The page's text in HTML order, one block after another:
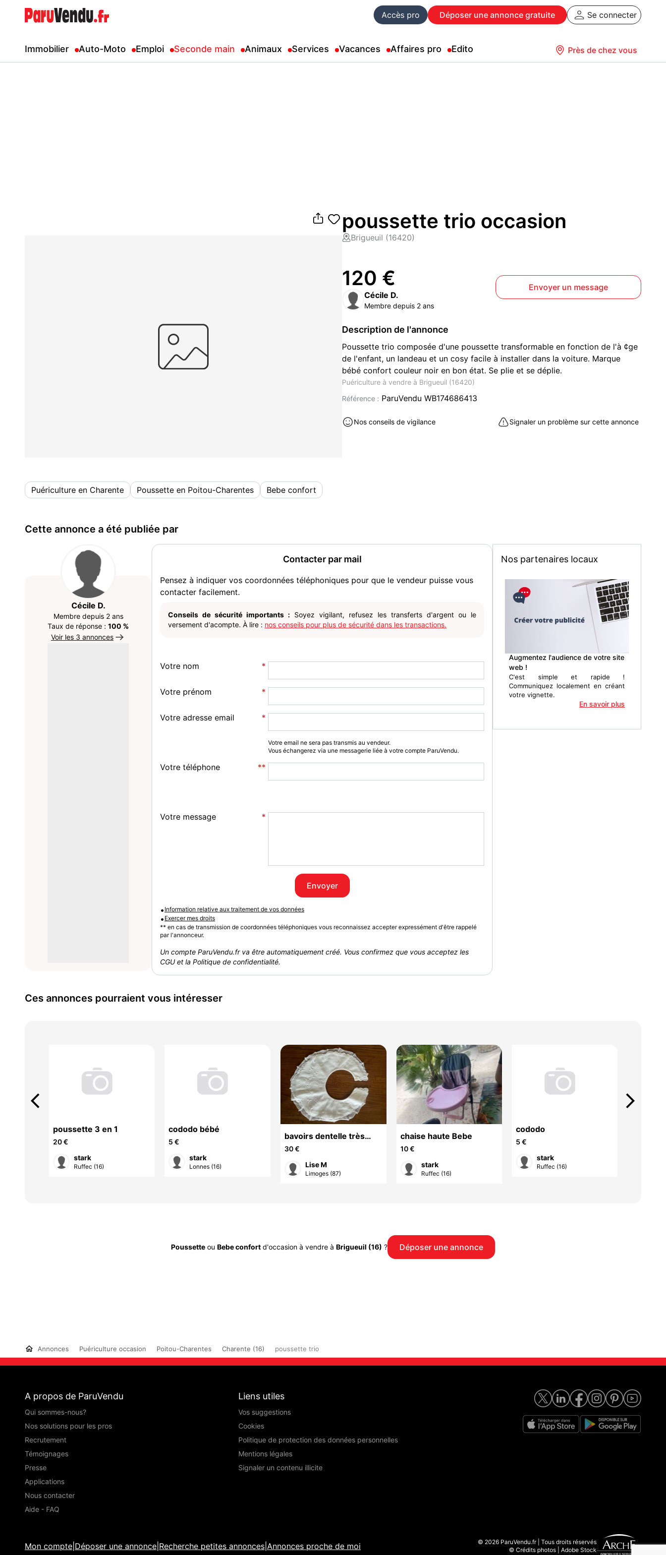
Accès pro Déposer une annonce gratuite Se connecter
Immobilier Auto-Moto Emploi Seconde main Animaux Services Vacances Affaires pro Edito Près de chez vous
poussette trio occasion
Brigueuil (16420)
120 €
Cécile D.
Membre depuis 2 ans
Envoyer un message
Description de l'annonce
Poussette trio composée d'une poussette transformable en fonction de l'à ¢ge
de l'enfant, un landeau et un cosy facile à installer dans la voiture. Marque
bébé confort couleur noir en bon état. Se plie et se déplie.
Puériculture à vendre à Brigueuil (16420)
Référence : ParuVendu WB174686413
Nos conseils de vigilance Signaler un problème sur cette annonce
Puériculture en Charente Poussette en Poitou-Charentes Bebe confort
Cette annonce a été publiée par
Cécile D.
Membre depuis 2 ans
Taux de réponse : 100 %
Voir les 3 annonces
Contacter par mail
Pensez à indiquer vos coordonnées téléphoniques pour que le vendeur puisse vous
contacter facilement.
Conseils de sécurité importants : Soyez vigilant, refusez les transferts d'argent ou le
versement d'acompte. À lire : nos conseils pour plus de sécurité dans les transactions.
Votre nom
Votre prénom
Votre adresse email
Votre email ne sera pas transmis au vendeur.
Vous échangerez via une messagerie liée à votre compte ParuVendu.
Votre téléphone
Votre message
Envoyer
• Information relative aux traitement de vos données
• Exercer mes droits
** en cas de transmission de coordonnées téléphoniques vous reconnaissez accepter expressément d'être rappelé
par l'annonceur.
Un compte ParuVendu.fr va être automatiquement créé. Vous confirmez que vous acceptez les
CGU et la Politique de confidentialité.
Nos partenaires locaux
Augmentez l'audience de votre site
web !
C'est simple et rapide !
Communiquez localement en créant
votre vignette.
En savoir plus
Ces annonces pourraient vous intéresser
poussette 3 en 1
20 €
stark
Ruffec (16)
cododo bébé
5 €
stark
Lonnes (16)
bavoirs dentelle très
anciens
30 €
Lise M
Limoges (87)
chaise haute Bebe
10 €
stark
Ruffec (16)
cododo
5 €
stark
Ruffec (16)
arrow_back_ios arrow_forward_ios
Poussette ou Bebe confort d'occasion à vendre à Brigueuil (16) ? Déposer une annonce
Annonces Puériculture occasion Poitou-Charentes Charente (16) poussette trio
A propos de ParuVendu
Qui sommes-nous?
Nos solutions pour les pros
Recrutement
Témoignages
Presse
Applications
Nous contacter
Aide - FAQ
Liens utiles
Vos suggestions
Cookies
Politique de protection des données personnelles
Mentions légales
Signaler un contenu illicite
Mon compte Déposer une annonce Recherche petites annonces Annonces proche de moi
© 2026 ParuVendu.fr | Tous droits réservés
© Crédits photos | Adobe Stock